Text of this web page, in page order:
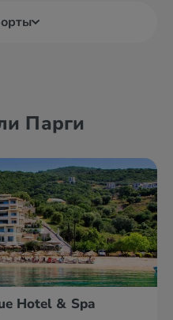
Волос
Парги
Hotel & Spa